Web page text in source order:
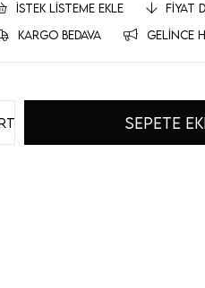
İSTEK LISTEME EKLE
FIYAT
KARGO BEDAVA
GELINCE